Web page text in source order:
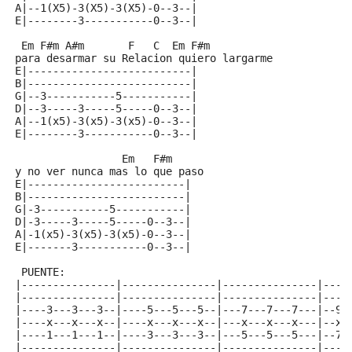
A|--1(X5)-3(X5)-3(X5)-0--3--|
E|--------3-----------0--3--|
Em F#m A#m       F   C  Em F#m
para desarmar su Relacion quiero largarme
E|--------------------------|
B|--------------------------|
G|--3-----------5-----------|
D|--3-----3-----5-----0--3--|
A|--1(x5)-3(x5)-3(x5)-0--3--|
E|--------3-----------0--3--|
                 Em   F#m
y no ver nunca mas lo que paso
E|-------------------------|
B|-------------------------|
G|-3-----------5-----------|
D|-3-----3-----5-----0--3--|
A|-1(x5)-3(x5)-3(x5)-0--3--|
E|-------3-----------0--3--|
PUENTE:
|---------------|---------------|---------------
|---------------|---------------|---------------
|----3---3---3--|----5---5---5--|---7---7---7---|--
|----x---x---x--|----x---x---x--|---x---x---x---|--
|----1---1---1--|----3---3---3--|---5---5---5---|--
|---------------|---------------|---------------